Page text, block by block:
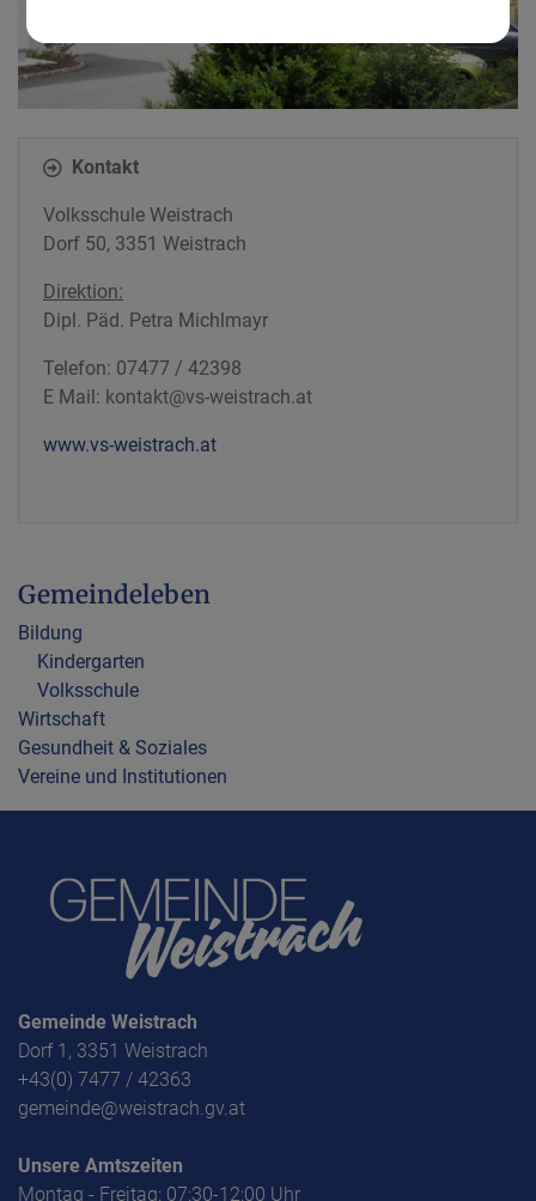
Gemeindeleben
Bildung
Kindergarten
Volksschule
Wirtschaft
Gesundheit & Soziales
Vereine und Institutionen
Kontakt
Volksschule Weistrach
Dorf 50, 3351 Weistrach
Direktion:
Dipl. Päd. Petra Michlmayr
Telefon: 07477 / 42398
E Mail: kontakt@vs-weistrach.at
www.vs-weistrach.at
Gemeinde Weistrach
Dorf 1, 3351 Weistrach
+43(0) 7477 / 42363
gemeinde@weistrach.gv.at
Unsere Amtszeiten
Montag - Freitag: 07:30-12:00 Uhr